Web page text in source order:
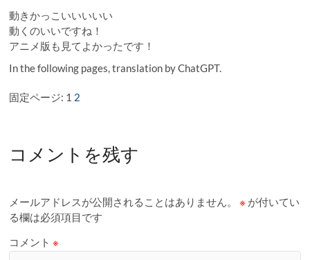
動きかっこいいいいい
動くのいいですね！
アニメ版も見てよかったです！
In the following pages, translation by ChatGPT.
固定ページ: 1 2
コメントを残す
メールアドレスが公開されることはありません。 ※ が付いてい
る欄は必須項目です
コメント※